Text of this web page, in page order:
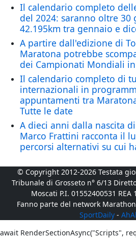
Il calendario completo
del 2024: saranno oltre
42.195km tra gennaio e
A partire dall'edizione di
Maratona potrebbe
dei Campionati Mondiali
Il calendario completo di
internazionali in
appuntamenti tra
Tutte le date
A dieci anni dalla nascita
Marco Frattini racconta il
percorsi alternativi su cui
© Copyright 2012-2026 Testata
Tribunale di Grosseto n° 6/13
Moscati P.I. 01552400531 REA
Fanno parte del network
SportDaily -
await RenderSectionAsync("Scripts",